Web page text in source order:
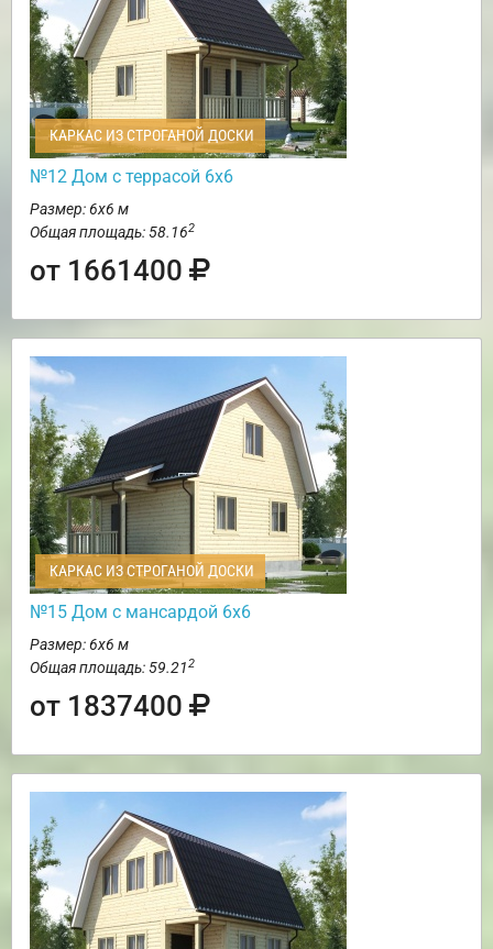
КАРКАС ИЗ СТРОГАНОЙ ДОСКИ
№12 Дом с террасой 6х6
Размер: 6х6 м
Общая площадь: 58.162
от 1661400
КАРКАС ИЗ СТРОГАНОЙ ДОСКИ
№15 Дом с мансардой 6х6
Размер: 6х6 м
Общая площадь: 59.212
от 1837400